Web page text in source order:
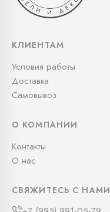
КЛИЕНТАМ
Условия работы
Доставка
Самовывоз
О КОМПАНИИ
Контакты
О нас
СВЯЖИТЕСЬ С НАМИ